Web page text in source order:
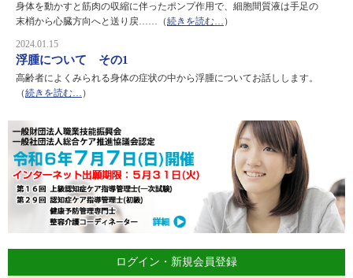
身体を動かすと筋肉の収縮に伴ったポンプ作用で、細胞間質液は手足の
末梢から心臓方向へと送り戻……（続きを読む… ）
2024.01.15
浮腫について その1
高齢者によくみられる身体の症状の中から浮腫についてお話しします。
（続きを読む… ）
ログイン・新規会員登録